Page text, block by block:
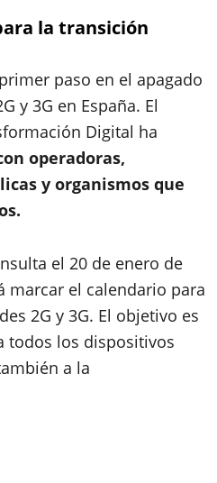
la transición
paso en el apagado
y 3G en España. El
Digital ha
operadoras,
y organismos que
el 20 de enero de
marcar el calendario para
2G y 3G. El objetivo es
todos los dispositivos
a la